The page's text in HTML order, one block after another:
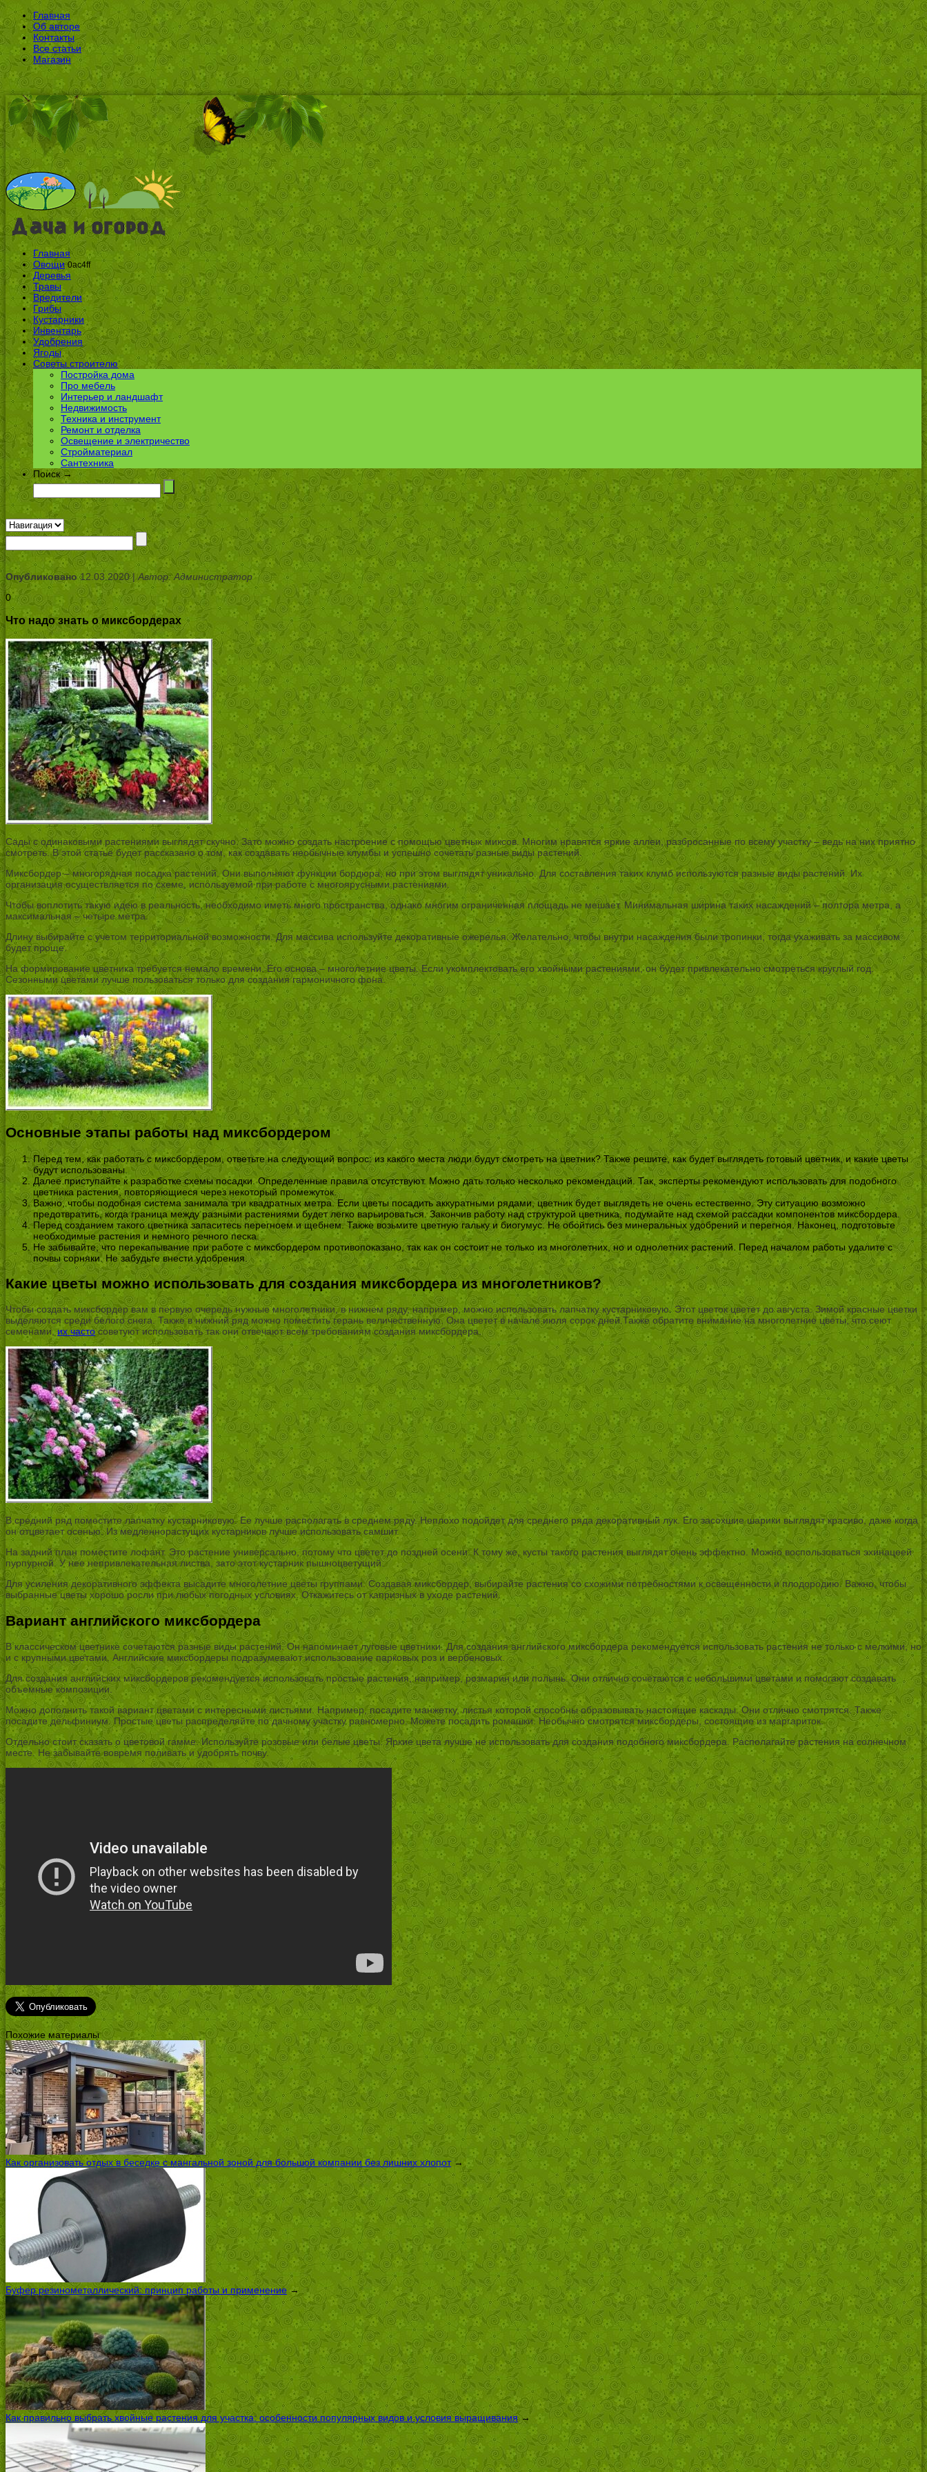
Главная
Об авторе
Контакты
Все статьи
Магазин
Главная
Овощи 0ac4ff
Деревья
Травы
Вредители
Грибы
Кустарники
Инвентарь
Удобрения
Ягоды
Советы строителю
Постройка дома
Про мебель
Интерьер и ландшафт
Недвижимость
Техника и инструмент
Ремонт и отделка
Освещение и электричество
Стройматериал
Сантехника
Поиск →
Опубликовано12.03.2020 |Автор: Администратор
0
Что надо знать о миксбордерах
Сады с одинаковыми растениями выглядят скучно. Зато можно создать настроение с помощью цветных миксов. Многим нравятся яркие аллеи, разбросанные по всему участку – ведь на них приятно
смотреть. В этой статье будет рассказано о том, как создавать необычные клумбы и успешно сочетать разные виды растений.
Миксбордер – многорядная посадка растений. Они выполняют функции бордюра, но при этом выглядят уникально. Для составления таких клумб используются разные виды растений. Их
организация осуществляется по схеме, используемой при работе с многоярусными растениями.
Чтобы воплотить такую идею в реальность, необходимо иметь много пространства, однако многим ограниченная площадь не мешает. Минимальная ширина таких насаждений – полтора метра, а
максимальная – четыре метра.
Длину выбирайте с учетом территориальной возможности. Для массива используйте декоративные ожерелья. Желательно, чтобы внутри насаждения были тропинки, тогда ухаживать за массивом
будет проще.
На формирование цветника требуется немало времени. Его основа – многолетние цветы. Если укомплектовать его хвойными растениями, он будет привлекательно смотреться круглый год.
Сезонными цветами лучше пользоваться только для создания гармоничного фона.
Основные этапы работы над миксбордером
Перед тем, как работать с миксбордером, ответьте на следующий вопрос: из какого места люди будут смотреть на цветник? Также решите, как будет выглядеть готовый цветник, и какие цветы
будут использованы.
Далее приступайте к разработке схемы посадки. Определенные правила отсутствуют. Можно дать только несколько рекомендаций. Так, эксперты рекомендуют использовать для подобного
цветника растения, повторяющиеся через некоторый промежуток.
Важно, чтобы подобная система занимала три квадратных метра. Если цветы посадить аккуратными рядами, цветник будет выглядеть не очень естественно. Эту ситуацию возможно
предотвратить, когда граница между разными растениями будет легко варьироваться. Закончив работу над структурой цветника, подумайте над схемой рассадки компонентов миксбордера.
Перед созданием такого цветника запаситесь перегноем и щебнем. Также возьмите цветную гальку и биогумус. Не обойтись без минеральных удобрений и перегноя. Наконец, подготовьте
необходимые растения и немного речного песка.
Не забывайте, что перекапывание при работе с миксбордером противопоказано, так как он состоит не только из многолетних, но и однолетних растений. Перед началом работы удалите с
почвы сорняки. Не забудьте внести удобрения.
Какие цветы можно использовать для создания миксбордера из многолетников?
Чтобы создать миксбордер вам в первую очередь нужные многолетники, в нижнем ряду, например, можно использовать лапчатку кустарниковую. Этот цветок цветет до августа. Зимой красные цветки
выделяются среди белого снега. Также в нижний ряд можно поместить герань величественную. Она цветет в начале июля сорок дней.Также обратите внимание на многолетние цветы, что сеют
семенами,их частосоветуют использовать так они отвечают всем требованиям создания миксбордера.
В средний ряд поместите лапчатку кустарниковую. Ее лучше располагать в среднем ряду. Неплохо подойдет для среднего ряда декоративный лук. Его засохшие шарики выглядят красиво, даже когда
он отцветает осенью. Из медленнорастущих кустарников лучше использовать самшит.
На задний план поместите лофант. Это растение универсально, потому что цветет до поздней осени. К тому же, кусты такого растения выглядят очень эффектно. Можно воспользоваться эхинацеей
пурпурной. У нее непривлекательная листва, зато этот кустарник пышноцветущий.
Для усиления декоративного эффекта высадите многолетние цветы группами. Создавая миксбордер, выбирайте растения со схожими потребностями к освещенности и плодородию. Важно, чтобы
выбранные цветы хорошо росли при любых погодных условиях. Откажитесь от капризных в уходе растений.
Вариант английского миксбордера
В классическом цветнике сочетаются разные виды растений. Он напоминает луговые цветники. Для создания английского миксбордера рекомендуется использовать растения не только с мелкими, но
и с крупными цветами. Английские миксбордеры подразумевают использование парковых роз и вербеновых.
Для создания английских миксбордеров рекомендуется использовать простые растения, например, розмарин или полынь. Они отлично сочетаются с небольшими цветами и помогают создавать
объемные композиции.
Можно дополнить такой вариант цветами с интересными листьями. Например, посадите манжетку, листья которой способны образовывать настоящие каскады. Они отлично смотрятся. Также
посадите дельфиниум. Простые цветы распределяйте по дачному участку равномерно. Можете посадить ромашки. Необычно смотрятся миксбордеры, состоящие из маргариток.
Отдельно стоит сказать о цветовой гамме. Используйте розовые или белые цветы. Яркие цвета лучше не использовать для создания подобного миксбордера. Располагайте растения на солнечном
месте. Не забывайте вовремя поливать и удобрять почву.
Похожие материалы
Как организовать отдых в беседке с мангальной зоной для большой компании без лишних хлопот→
Буфер резинометаллический: принцип работы и применение →
Как правильно выбрать хвойные растения для участка: особенности популярных видов и условия выращивания→